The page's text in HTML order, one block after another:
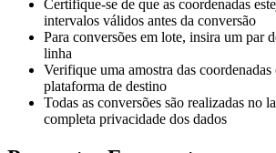
Certifique-se de que as coordenadas
intervalos válidos antes da conversão
Para conversões em lote, insira um par
linha
Verifique uma amostra das coordenadas
plataforma de destino
Todas as conversões são realizadas no
completa privacidade dos dados